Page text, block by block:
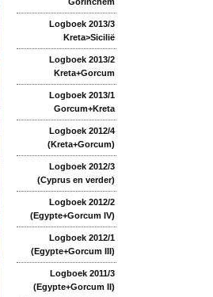
Logboek 2013/3
Kreta>Sicilië
Logboek 2013/2
Kreta+Gorcum
Logboek 2013/1
Gorcum+Kreta
Logboek 2012/4
(Kreta+Gorcum)
Logboek 2012/3
(Cyprus en verder)
Logboek 2012/2
(Egypte+Gorcum IV)
Logboek 2012/1
(Egypte+Gorcum III)
Logboek 2011/3
(Egypte+Gorcum II)